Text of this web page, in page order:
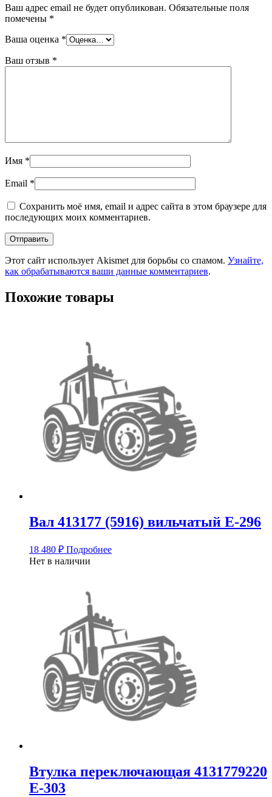
Ваш адрес email не будет опубликован. Обязательные поля
помечены *
Ваша оценка *
Ваш отзыв *
Имя *
Email *
Сохранить моё имя, email и адрес сайта в этом браузере для
последующих моих комментариев.
Этот сайт использует Akismet для борьбы со спамом. Узнайте,
как обрабатываются ваши данные комментариев.
Похожие товары
Вал 413177 (5916) вильчатый Е-296
18 480 ₽ Подробнее
Нет в наличии
Втулка переключающая 4131779220
Е-303